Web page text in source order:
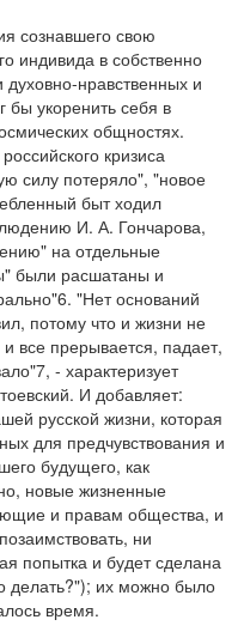
сознавшего свою
индивида в собственно
духовно-нравственных и
бы укоренить себя в
общностях.
кризиса
силу потеряло", "новое
быт ходил
И. А. Гончарова,
на отдельные
были расшатаны и
"Нет оснований
потому что и жизни не
все прерывается, падает,
- характеризует
И добавляет:
русской жизни, которая
для предчувствования и
будущего, как
новые жизненные
и правам общества, и
ни
попытка и будет сделана
делать?"); их можно было
время.